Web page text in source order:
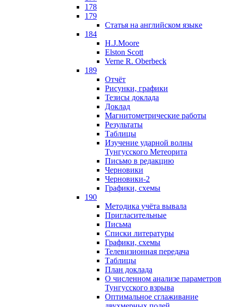
178
179
Статья на английском языке
184
H.J.Moore
Elston Scott
Verne R. Oberbeck
189
Отчёт
Рисунки, графики
Тезисы доклада
Доклад
Магнитометрические работы
Результаты
Таблицы
Изучение ударной волны
Тунгусского Метеорита
Письмо в редакцию
Черновики
Черновики-2
Графики, схемы
190
Методика учёта вывала
Пригласительные
Письма
Списки литературы
Графики, схемы
Телевизионная передача
Таблицы
План доклада
О численном анализе параметров
Тунгусского взрыва
Оптимальное сглаживание